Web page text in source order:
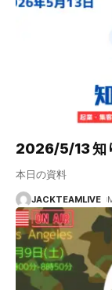
2026/5/13 知
本日の資料
JACKTEAMLIVE